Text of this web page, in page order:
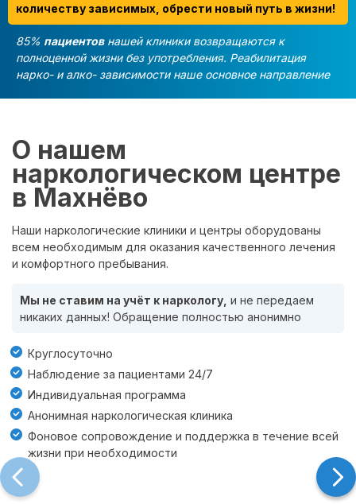
количеству зависимых, обрести новый путь в жизни!
85% пациентовнашей клиники возвращаются к
полноценной жизни без употребления. Реабилитация
нарко- и алко- зависимости наше основное направление
О нашем
наркологическом центре
в Махнёво
Наши наркологические клиники и центры оборудованы
всем необходимым для оказания качественного лечения
и комфортного пребывания.
Мы не ставим на учёт к наркологу, и не передаем
никаких данных! Обращение полностью анонимно
Круглосуточно
Наблюдение за пациентами 24/7
Индивидуальная программа
Анонимная наркологическая клиника
Фоновое сопровождение и поддержка в течение всей
жизни при необходимости